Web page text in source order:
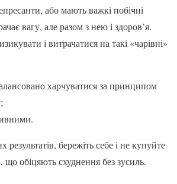
або мають важкі побічні
вагу, але разом з нею і здоров’я.
і витрачатися на такі «чарівні»
харчуватися за принципом
результатів, бережіть себе і не купуйте
що обіцяють схуднення без зусиль.